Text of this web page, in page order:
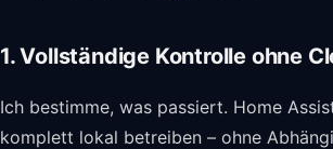
1. Vollständige Kontrolle ohne
Ich bestimme, was passiert. Home
komplett lokal betreiben – ohne